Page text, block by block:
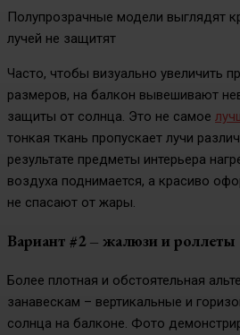
Полупрозрачные модели выглядят
лучей не защитят
Часто, чтобы визуально увеличить
размеров, на балкон вывешивают
защиты от солнца. Это не самое
тонкая ткань пропускает лучи
результате предметы интерьера
воздуха поднимается, а красиво
не спасают от жары.
Вариант #2 – жалюзи и роллеты
Более плотная и обстоятельная
занавескам – вертикальные и
солнца на балконе. Фото